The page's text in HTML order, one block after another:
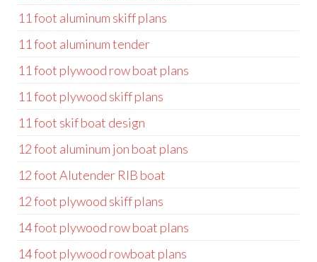
11 foot aluminum skiff plans
11 foot aluminum tender
11 foot plywood row boat plans
11 foot plywood skiff plans
11 foot skif boat design
12 foot aluminum jon boat plans
12 foot Alutender RIB boat
12 foot plywood skiff plans
14 foot plywood row boat plans
14 foot plywood rowboat plans